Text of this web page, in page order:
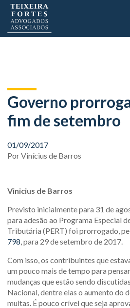
Governo
fim de setembro
01/09/2017
PorVinícius de Barros
Vinicius de Barros
Previsto inicialmente para 31 de
para adesão ao Programa Especial
Tributária (PERT) foi prorrogado,
798, para 29 de setembro de 2017.
Com isso, os contribuintes que
um pouco mais de tempo para
mudanças que estão sendo
Nacional, dentre elas o aumento do
multas. É pouco crível que seja